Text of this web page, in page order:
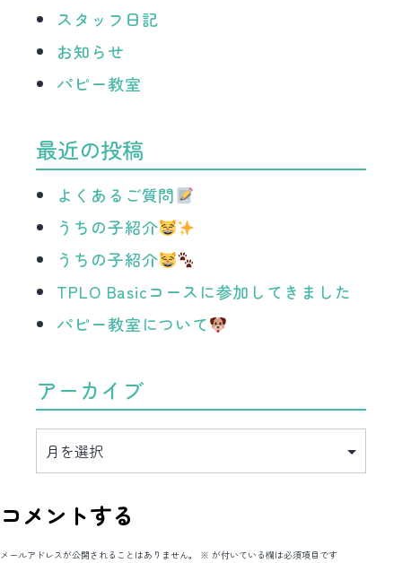
スタッフ日記
お知らせ
パピー教室
最近の投稿
よくあるご質問
うちの子紹介
うちの子紹介
TPLO Basicコースに参加してきました
パピー教室について
アーカイブ
イ
コメントする
メールアドレスが公開されることはありません。 ※ が付いている欄は必須項目です